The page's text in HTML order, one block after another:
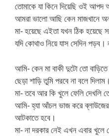
তোমাকে যা কিনে দিয়েছি ওই
আমরা ভালো আছি কেন মাজখানে
মা- হয়েছে এইতা যখন ঠিক
যদি কোথাও নিয়ে যাস সেদিন
আমি- কেন মা বাকী দুটো তো
ছেড়া শাড়ি তুমি পরবে না বলে দিলাম।
মা- তবে আর কি খুলে ফেলি
আমি- হ্যা আঁচল ভাজ করে ব্লাউজের
আটকাতে হবে।
মা- না দরকার নেই এখন এবার